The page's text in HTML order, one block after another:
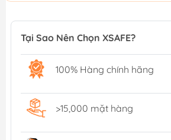
Tại Sao Nên Chọn XSAFE?
100% Hàng chính hãng
>15,000 mặt hàng